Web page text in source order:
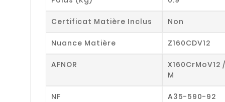
Certificat Matière Inclus Non
Nuance Matière Z160CDV12
AFNOR
X160CrMoV12
M
NF A35-590-92